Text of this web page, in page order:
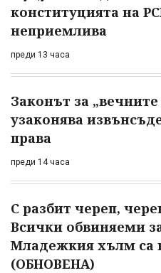
конституцията на
неприемлива
преди 13 часа
Законът за
узаконява
права
преди 14 часа
С разбит череп,
Всички обвиняеми
Младежкия хълм са
(ОБНОВЕНА)